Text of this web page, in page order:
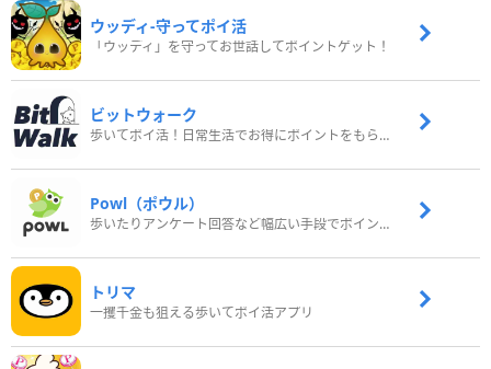
ウッディ‐守ってポイ活
「ウッディ」を守ってお世話してポイントゲット！
ビットウォーク
歩いてポイ活！日常生活でお得にポイントをもらおう
Powl（ポウル）
歩いたりアンケート回答など幅広い手段でポイントをゲット
トリマ
一攫千金も狙える歩いてポイ活アプリ